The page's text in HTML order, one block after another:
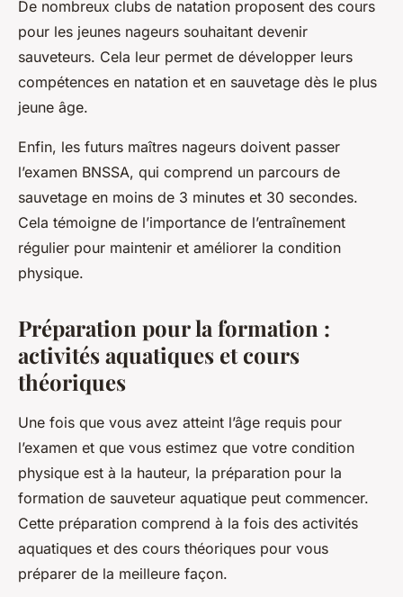
De nombreux clubs de natation proposent des cours
pour les jeunes nageurs souhaitant devenir
sauveteurs. Cela leur permet de développer leurs
compétences en natation et en sauvetage dès le plus
jeune âge.
Enfin, les futurs maîtres nageurs doivent passer
l’examen BNSSA, qui comprend un parcours de
sauvetage en moins de 3 minutes et 30 secondes.
Cela témoigne de l’importance de l’entraînement
régulier pour maintenir et améliorer la condition
physique.
Préparation pour la formation :
activités aquatiques et cours
théoriques
Une fois que vous avez atteint l’âge requis pour
l’examen et que vous estimez que votre condition
physique est à la hauteur, la préparation pour la
formation de sauveteur aquatique peut commencer.
Cette préparation comprend à la fois des activités
aquatiques et des cours théoriques pour vous
préparer de la meilleure façon.